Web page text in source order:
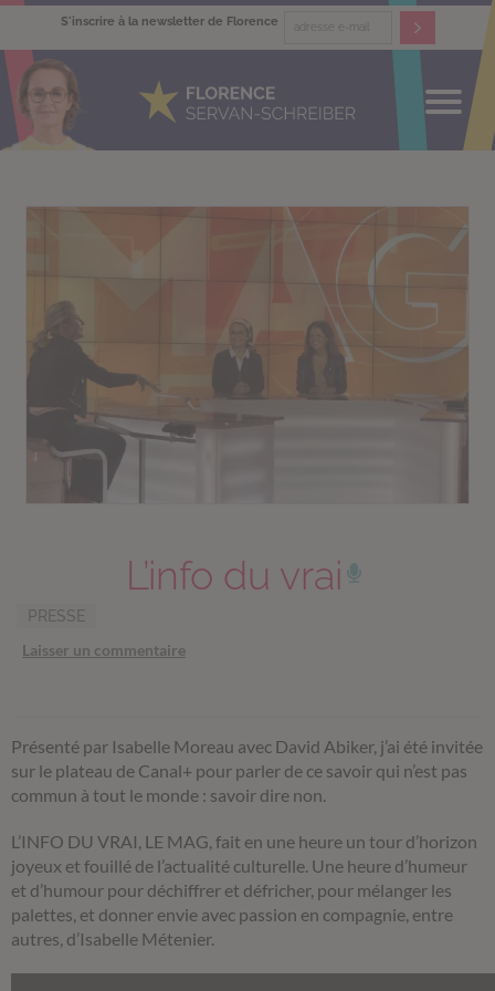
S'inscrire à la newsletter de Florence
L’info du vrai
PRESSE
Laisser un commentaire
Présenté par Isabelle Moreau avec David Abiker, j’ai été invitée
sur le plateau de Canal+ pour parler de ce savoir qui n’est pas
commun à tout le monde : savoir dire non.
L’INFO DU VRAI, LE MAG, fait en une heure un tour d’horizon
joyeux et fouillé de l’actualité culturelle. Une heure d’humeur
et d’humour pour déchiffrer et défricher, pour mélanger les
palettes, et donner envie avec passion en compagnie, entre
autres, d’Isabelle Métenier.